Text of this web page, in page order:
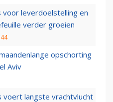
voor leverdoelstelling en
verder groeien
opschorting
Aviv
voert langste vrachtvlucht